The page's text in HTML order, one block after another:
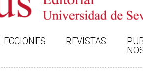
REVISTAS